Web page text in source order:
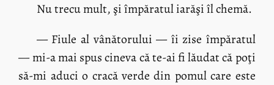
Nu trecu mult, şi împăratul iarăşi îl chemă.
— Fiule al vânătorului — îi zise împăratul
— mi-a mai spus cineva că te-ai fi lăudat că poţi
să-mi aduci o cracă verde din pomul care este